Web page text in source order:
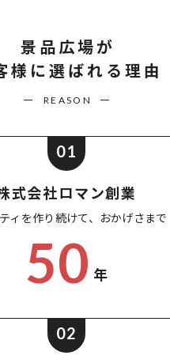
景品広場が
様に選ばれる理由
REASON
01
式会社ロマン創業
ィを作り続けて、 おかげさまで
50 年
02